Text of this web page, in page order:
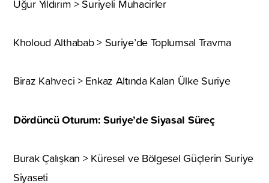
Uğur Yıldırım > Suriyeli Muhacirler
Kholoud Althabab > Suriye’de Toplumsal Travma
Biraz Kahveci > Enkaz Altında Kalan Ülke Suriye
Dördüncü Oturum: Suriye’de Siyasal Süreç
Burak Çalışkan > Küresel ve Bölgesel Güçlerin Suriye
Siyaseti